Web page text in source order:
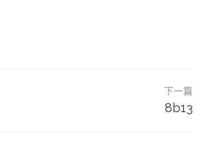
下一篇
8b13